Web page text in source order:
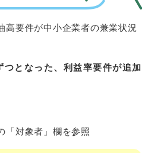
高要件が中小企業者の兼業状況
つとなった、利益率要件が追加
「対象者」欄を参照